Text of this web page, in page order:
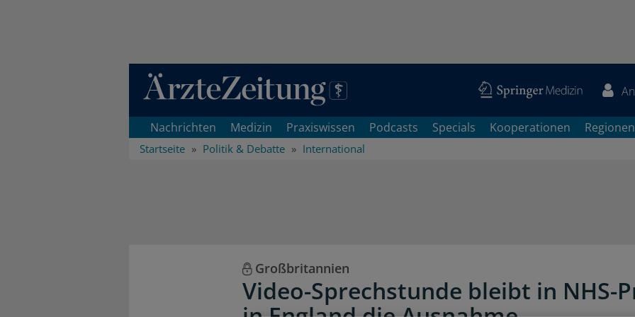
Direkt zum Inhaltsbereich
Nachrichten Medizin Praxiswissen Podcasts Specials Kooperationen Regionen
Startseite Politik & Debatte International
Großbritannien
Video-Sprechstunde bleibt in NHS-